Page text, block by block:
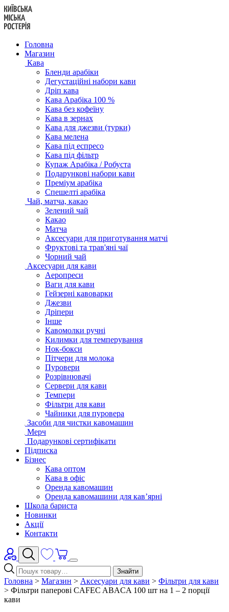
Перейти
до
вмісту
Головна
Магазин
Кава
Бленди арабіки
Дегустаційні набори кави
Дріп кава
Кава Арабіка 100 %
Кава без кофеїну
Кава в зернах
Кава для джезви (турки)
Кава мелена
Кава під еспресо
Кава під фільтр
Купаж Арабіка / Робуста
Подарункові набори кави
Преміум арабіка
Спешелті арабіка
Чай, матча, какао
Зелений чай
Какао
Матча
Аксесуари для приготування матчі
Фруктові та трав'яні чаї
Чорний чай
Аксесуари для кави
Аеропреси
Ваги для кави
Гейзерні кавоварки
Джезви
Дріпери
Інше
Кавомолки ручні
Килимки для темперування
Нок-бокси
Пітчери для молока
Пуровери
Розрівнювачі
Сервери для кави
Темпери
Фільтри для кави
Чайники для пуровера
Засоби для чистки кавомашин
Мерч
Подарункові сертифікати
Підписка
Бізнес
Кава оптом
Кава в офіс
Оренда кавомашин
Оренда кавомашини для кав’ярні
Школа бариста
Новинки
Акції
Контакти
Знайти
Головна > Магазин > Аксесуари для кави > Фільтри для кави
> Фільтри паперові CAFEC ABACA 100 шт на 1 – 2 порції
кави